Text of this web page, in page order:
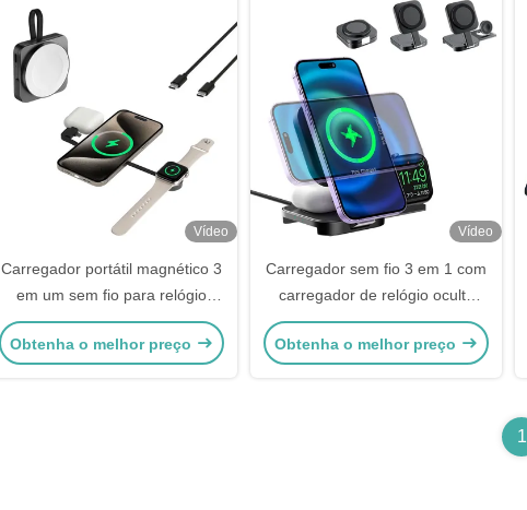
Vídeo
Carregador portátil magnético 3
em um sem fio para relógio
iPhone e fones de ouvido
Obtenha o melhor preço
Vídeo
Carregador sem fio 3 em 1 com
carregador de relógio oculto
para eficiência de espaço
Obtenha o melhor preço
1